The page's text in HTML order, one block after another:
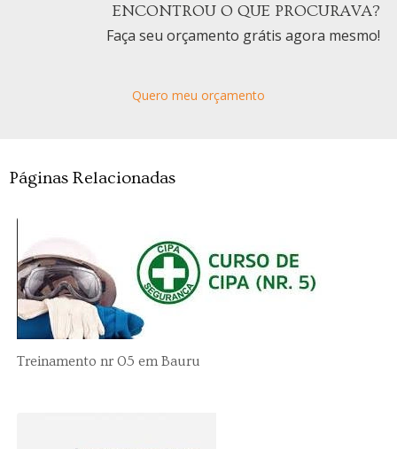
ENCONTROU O QUE PROCURAVA?
Faça seu orçamento grátis agora mesmo!
Quero meu orçamento
Páginas Relacionadas
Treinamento nr 05 em Bauru